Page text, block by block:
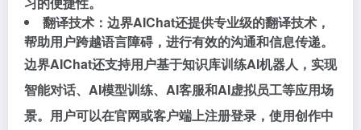
翻译技术：边界AIChat还提供专业级的翻译技术，
帮助用户跨越语言障碍，进行有效的沟通和信息传递。
边界AIChat还支持用户基于知识库训练AI机器人，实现
智能对话、AI模型训练、AI客服和AI虚拟员工等应用场
景。用户可以在官网或客户端上注册登录，使用创作中